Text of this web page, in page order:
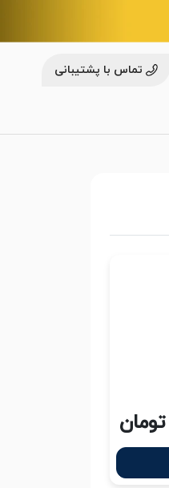
تماس با پشتیبانی